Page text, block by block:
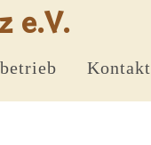
e.V.
Kontakt